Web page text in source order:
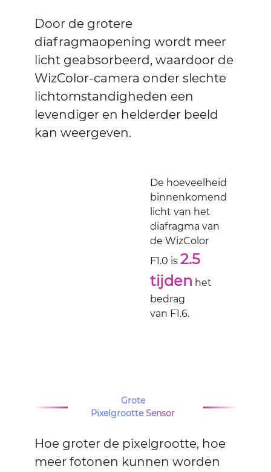
Door de grotere
diafragmaopening wordt meer
licht geabsorbeerd, waardoor de
WizColor-camera onder slechte
lichtomstandigheden een
levendiger en helderder beeld
kan weergeven.
De hoeveelheid
binnenkomend
licht van het
diafragma van
de WizColor
F1.0 is 2.5
tijden het
bedrag
van F1.6.
Grote
Pixelgrootte Sensor
Hoe groter de pixelgrootte, hoe
meer fotonen kunnen worden